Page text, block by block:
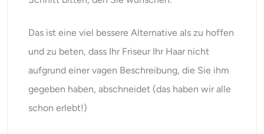
Das ist eine viel bessere Alternative als zu hoffen
und zu beten, dass Ihr Friseur Ihr Haar nicht
aufgrund einer vagen Beschreibung, die Sie ihm
gegeben haben, abschneidet (das haben wir alle
schon erlebt!)